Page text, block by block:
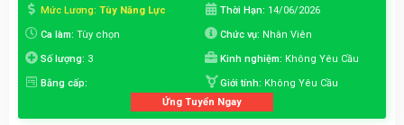
Mức Lương: Tùy Năng Lực Thời Hạn: 14/06/2026
Ca làm: Tùy chọn Chức vụ: Nhân Viên
Số lượng: 3 Kinh nghiệm: Không Yêu Cầu
Bằng cấp: Giới tính: Không Yêu Cầu
Ứng Tuyển Ngay